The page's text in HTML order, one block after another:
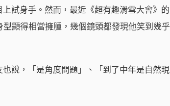
試身手。然而，最近《超有趣滑雪大會》的
顯得相當擁腫，幾個鏡頭都發現他笑到幾乎
說，「是角度問題」、「到了中年是自然現